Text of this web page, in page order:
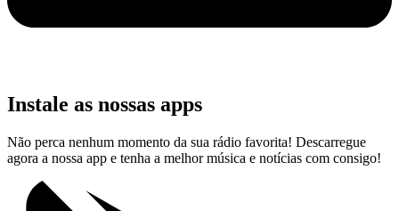
Instale as nossas apps
Não perca nenhum momento da sua rádio favorita! Descarregue
agora a nossa app e tenha a melhor música e notícias com consigo!